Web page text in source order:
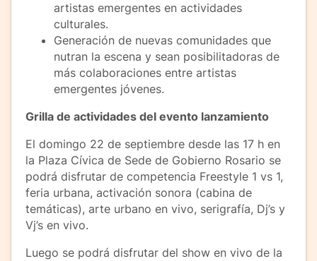
artistas emergentes en actividades
culturales.
Generación de nuevas comunidades que
nutran la escena y sean posibilitadoras de
más colaboraciones entre artistas
emergentes jóvenes.
Grilla de actividades del evento lanzamiento
El domingo 22 de septiembre desde las 17 h en
la Plaza Cívica de Sede de Gobierno Rosario se
podrá disfrutar de competencia Freestyle 1 vs 1,
feria urbana, activación sonora (cabina de
temáticas), arte urbano en vivo, serigrafía, Dj’s y
Vj’s en vivo.
Luego se podrá disfrutar del show en vivo de la